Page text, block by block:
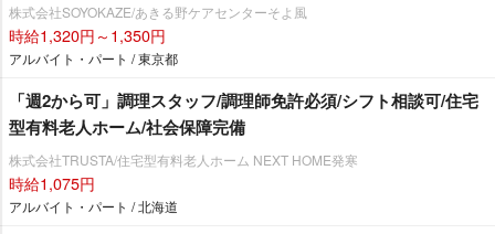
株式会社SOYOKAZE/あきる野ケアセンターそよ風
時給1,320円～1,350円
アルバイト・パート / 東京都
「週2から可」調理スタッフ/調理師免許必須/シフト相談可/住宅
型有料老人ホーム/社会保障完備
株式会社TRUSTA/住宅型有料老人ホーム NEXT HOME発寒
時給1,075円
アルバイト・パート / 北海道